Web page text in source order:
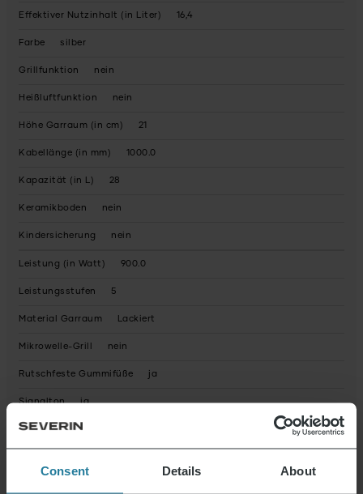
Consent Details About
Effektiver Nutzinhalt (in Liter) 16,4
Farbe silber
Grillfunktion nein
Heißluftfunktion nein
Höhe Garraum (in cm) 21
Kabellänge (in mm) 1000.0
Kapazität (in L) 28
Keramikboden nein
Kindersicherung nein
Leistung (in Watt) 900.0
Leistungsstufen 5
Material Garraum Lackiert
Mikrowelle-Grill nein
Rutschfeste Gummifüße ja
Signalton ja
Steckertyp